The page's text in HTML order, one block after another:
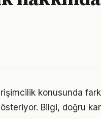
konusunda
Bilgi, doğru